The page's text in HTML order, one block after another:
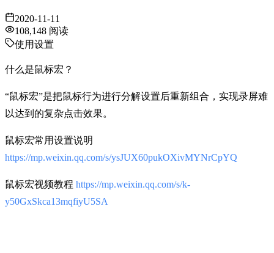
2020-11-11
108,148 阅读
使用设置
什么是鼠标宏？
“鼠标宏”是把鼠标行为进行分解设置后重新组合，实现录屏难
以达到的复杂点击效果。
鼠标宏常用设置说明
https://mp.weixin.qq.com/s/ysJUX60pukOXivMYNrCpYQ
鼠标宏视频教程 https://mp.weixin.qq.com/s/k-
y50GxSkca13mqfiyU5SA